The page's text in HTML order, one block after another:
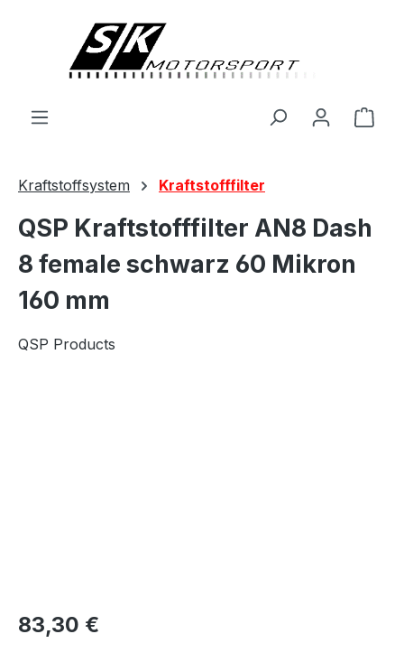
Kraftstoffsystem Kraftstofffilter
QSP Kraftstofffilter AN8 Dash
8 female schwarz 60 Mikron
160 mm
QSP Products
83,30 €